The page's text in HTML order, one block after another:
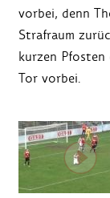
vorbei, denn
Strafraum
kurzen Pfosten
Tor vorbei.